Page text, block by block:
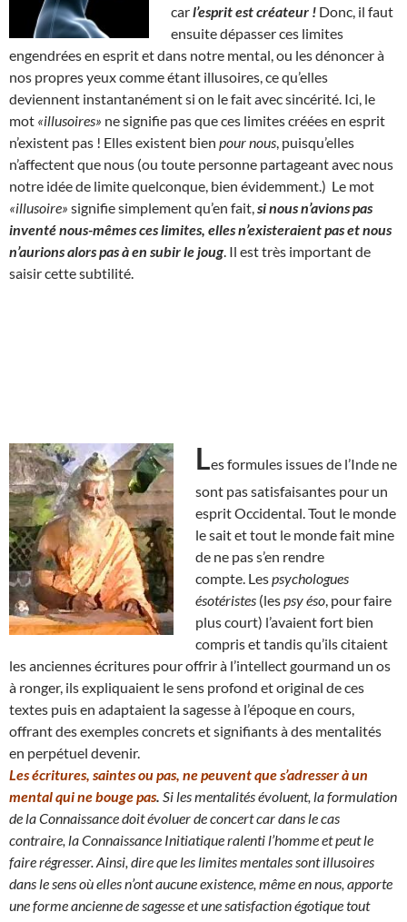
carl’esprit est créateur ! Donc, il faut
ensuite dépasser ces limites
engendrées en esprit et dans notre mental, ou les dénoncer à
nos propres yeux comme étant illusoires, ce qu’elles
deviennent instantanément si on le fait avec sincérité. Ici, le
mot «illusoires» ne signifie pas que ces limites créées en esprit
n’existent pas ! Elles existent bien pour nous , puisqu’elles
n’affectent que nous (ou toute personne partageant avec nous
notre idée de limite quelconque, bien évidemment.) Le mot
«illusoire» signifie simplement qu’en fait, si nous n’avions pas
inventé nous-mêmes ces limites, elles n’existeraient pas et nous
n’aurions alors pas à en subir le joug . Il est très important de
saisir cette subtilité.
Les formules issues de l’Inde ne
sont pas satisfaisantes pour un
esprit Occidental. Tout le monde
le sait et tout le monde fait mine
de ne pas s’en rendre
compte. Lespsychologues
ésotéristes (lespsy éso , pour faire
plus court) l’avaient fort bien
compris et tandis qu’ils citaient
les anciennes écritures pour offrir à l’intellect gourmand un os
à ronger, ils expliquaient le sens profond et original de ces
textes puis en adaptaient la sagesse à l’époque en cours,
offrant des exemples concrets et signifiants à des mentalités
en perpétuel devenir.
Les écritures, saintes ou pas, ne peuvent que s’adresser à un
mental qui ne bouge pas. Si les mentalités évoluent, la formulation
de la Connaissance doit évoluer de concert car dans le cas
contraire, la Connaissance Initiatique ralenti l’homme et peut le
faire régresser. Ainsi, dire que les limites mentales sont illusoires
dans le sens où elles n’ont aucune existence, même en nous , apporte
une forme ancienne de sagesse et une satisfaction égotique tout